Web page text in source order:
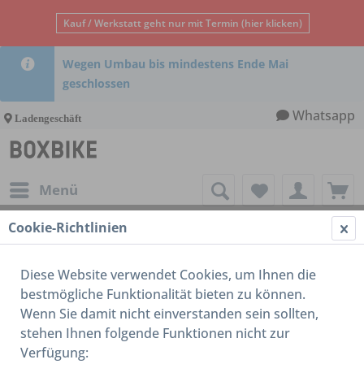
Kauf / Werkstatt geht nur mit Termin (hier klicken)
Wegen Umbau bis mindestens Ende Mai
geschlossen
Ladengeschäft Whatsapp
Menü
Cookie-Richtlinien
Diese Website verwendet Cookies, um Ihnen die
bestmögliche Funktionalität bieten zu können.
Wenn Sie damit nicht einverstanden sein sollten,
stehen Ihnen folgende Funktionen nicht zur
Verfügung: